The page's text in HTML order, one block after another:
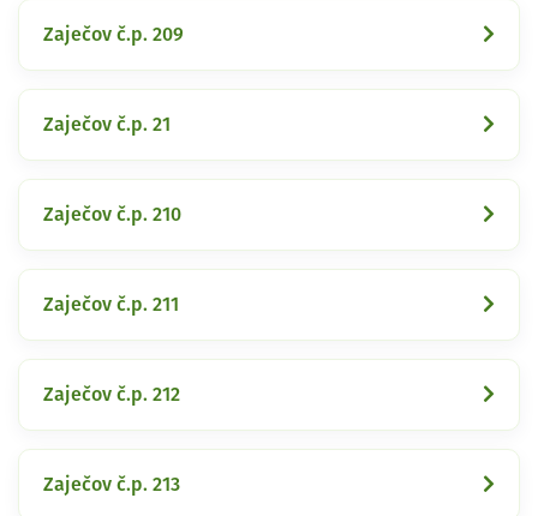
Zaječov č.p. 209
Zaječov č.p. 21
Zaječov č.p. 210
Zaječov č.p. 211
Zaječov č.p. 212
Zaječov č.p. 213